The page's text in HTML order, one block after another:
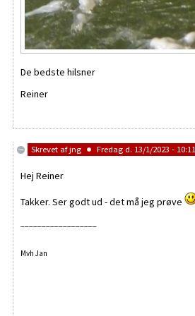
De bedste hilsner
Reiner
Skrevet afjng Fredag d. 13/1/2023 - 10:11
Hej Reiner
Takker. Ser godt ud - det må jeg prøve
Mvh Jan